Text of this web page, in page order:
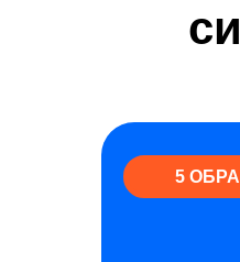
5